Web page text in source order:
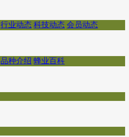
行业动态 科技动态 会员动态
品种介绍 蜂业百科